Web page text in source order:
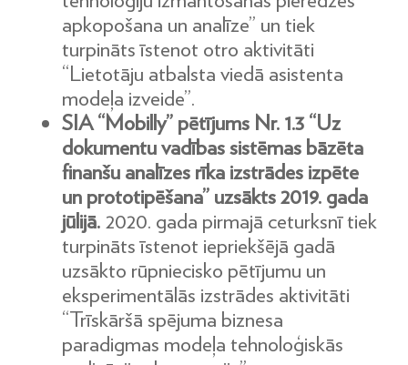
apkopošana un analīze” un tiek
turpināts īstenot otro aktivitāti
“Lietotāju atbalsta viedā asistenta
modeļa izveide”.
SIA “Mobilly” pētījums Nr. 1.3 “Uz
dokumentu vadības sistēmas bāzēta
finanšu analīzes rīka izstrādes izpēte
un prototipēšana” uzsākts 2019. gada
jūlijā. 2020. gada pirmajā ceturksnī tiek
turpināts īstenot iepriekšējā gadā
uzsākto rūpniecisko pētījumu un
eksperimentālās izstrādes aktivitāti
“Trīskāršā spējuma biznesa
paradigmas modeļa tehnoloģiskās